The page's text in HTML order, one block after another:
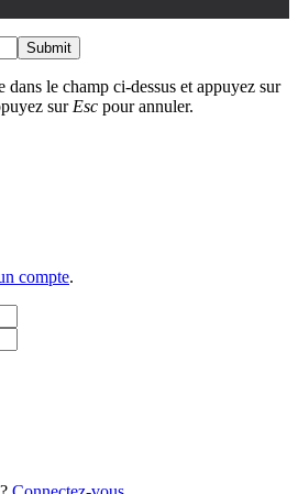
Submit
dans le champ ci-dessus et appuyez sur
sur Esc pour annuler.
compte.